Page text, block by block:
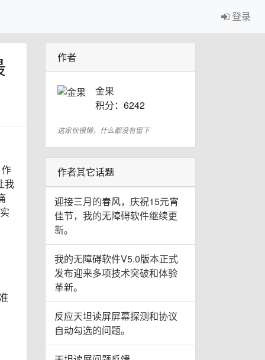
登录
我
作者
金果
积分：6242
这家伙很懒，什么都没有留下
作者其它话题
迎接三月的春风，庆祝15元宵
佳节，我的无障碍软件继续更
新。
我的无障碍软件V5.0版本正式
发布迎来多项技术突破和体验
革新。
反应天坦读屏屏幕探测和协议
自动勾选的问题。